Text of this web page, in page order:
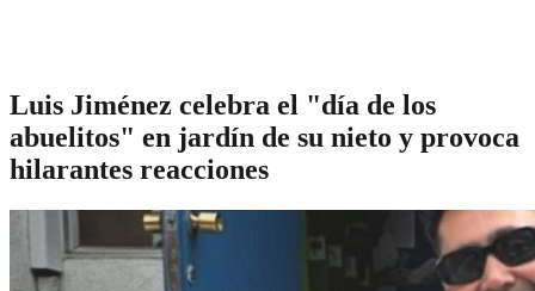
Luis Jiménez celebra el "día de los
abuelitos" en jardín de su nieto y provoca
hilarantes reacciones